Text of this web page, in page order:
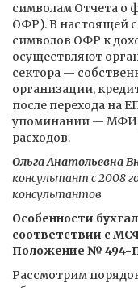
символам Отчета о
ОФР). В настоящей
символов ОФР к
осуществляют
сектора —
организации,
после перехода на
упоминании — МФИ)
расходов.
Ольга Анатольевна
консультант с 2008
консультантов
Особенности
соответствии с
Положение № 494-
Рассмотрим